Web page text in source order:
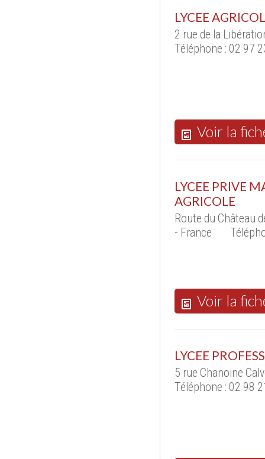
LYCEE
2 rue de la
Téléphone : 02 97
Voir la
LYCEE PRIVE
AGRICOLE
Route du Château
- France
Voir la
LYCEE
5 rue Chanoine
Téléphone : 02 98